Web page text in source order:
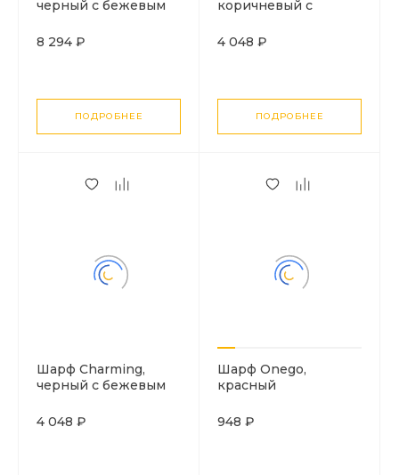
черный с бежевым
8 294 ₽
ПОДРОБНЕЕ
коричневый с
4 048 ₽
ПОДРОБНЕЕ
Шарф Charming,
черный с бежевым
4 048 ₽
Шарф Onego,
красный
948 ₽